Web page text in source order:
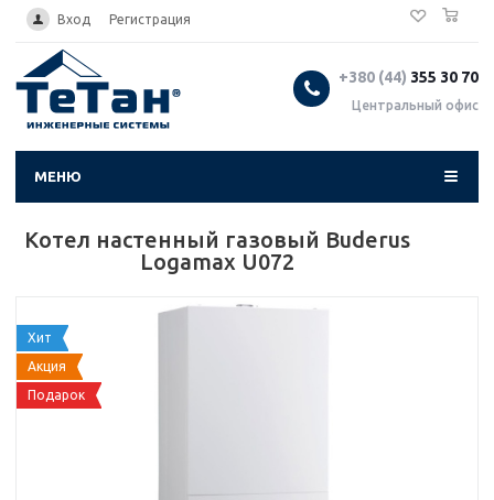
... Вход Регистрация
+380 (44) 355 30 70
Центральный офис
МЕНЮ
Котел настенный газовый Buderus
Logamax U072
Хит
Акция
Подарок